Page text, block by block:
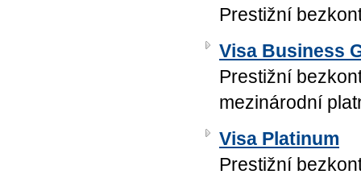
Prestižní
Visa Business
Prestižní
mezinárodní
Visa Platinum
Prestižní